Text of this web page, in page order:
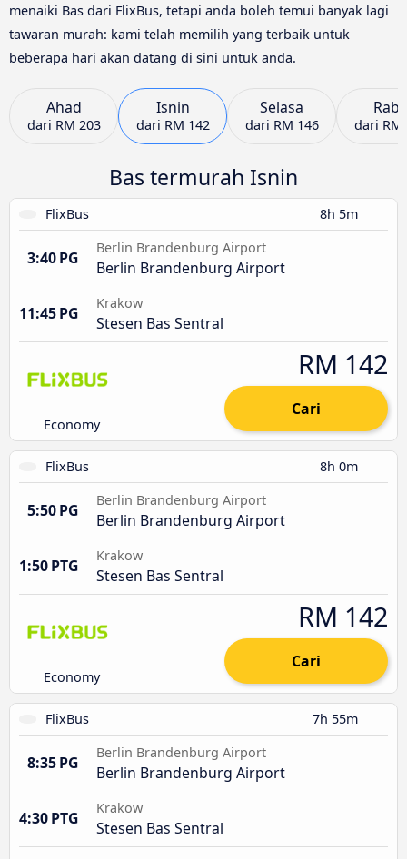
menaiki Bas dari FlixBus, tetapi anda boleh temui banyak lagi
tawaran murah: kami telah memilih yang terbaik untuk
beberapa hari akan datang di sini untuk anda.
Ahad
dari RM 203
Isnin
dari RM 142
Selasa
dari RM 146 dari RM
Bas termurah Isnin
FlixBus 8h 5m
3:40 PG
Berlin Brandenburg Airport
Berlin Brandenburg Airport
11:45 PG
Krakow
Stesen Bas Sentral
Economy
RM 142
Cari
FlixBus 8h 0m
5:50 PG
Berlin Brandenburg Airport
Berlin Brandenburg Airport
1:50 PTG
Krakow
Stesen Bas Sentral
Economy
RM 142
Cari
FlixBus 7h 55m
8:35 PG
Berlin Brandenburg Airport
Berlin Brandenburg Airport
4:30 PTG
Krakow
Stesen Bas Sentral